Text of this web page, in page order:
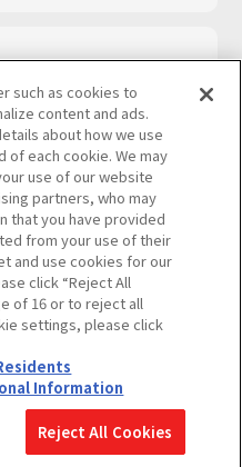
アポリシー
関する保護方針
著作権・商標について
対応方針
覧を表示する
such as cookies to
content and ads.
about how we use
each cookie. We may
use of our website
partners, who may
that you have provided
from your use of their
and use cookies for our
click “Reject All
of 16 or to reject all
settings, please click
Information
Reject All Cookies